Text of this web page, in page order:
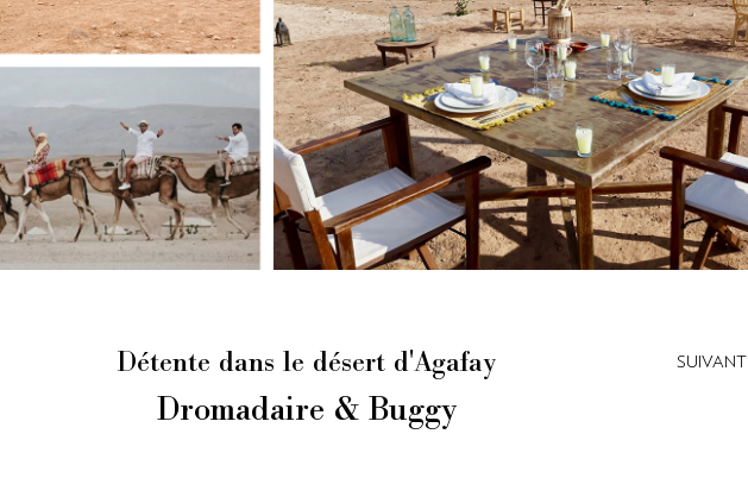
Détente dans le désert d'Agafay
Dromadaire & Buggy
SUIVANT